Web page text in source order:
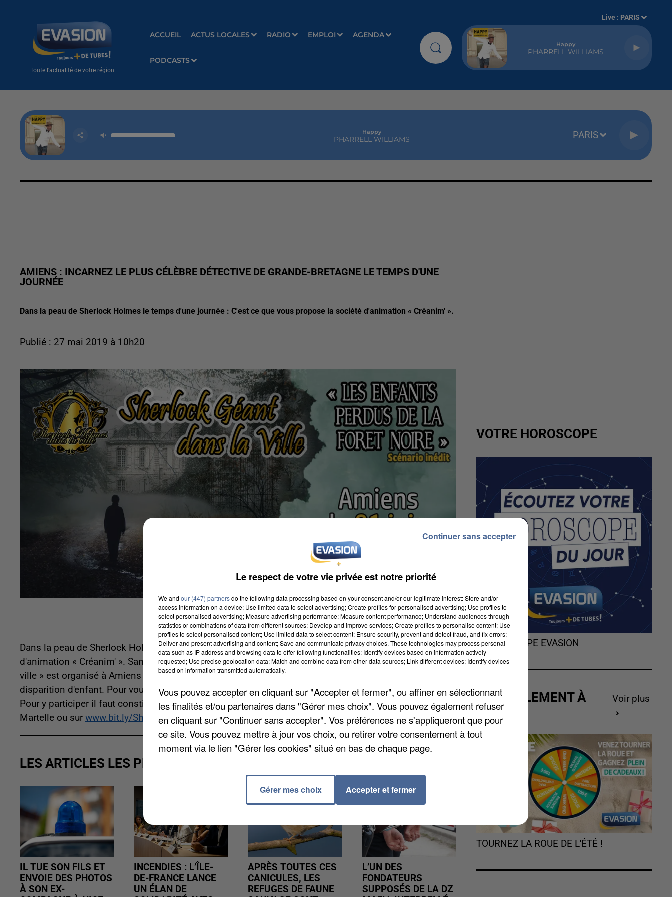
Toute l'actualité de votre région
ACCUEIL ACTUS LOCALES RADIO EMPLOI AGENDA
PODCASTS
Live : PARIS
Happy
PHARRELL WILLIAMS
Happy
PHARRELL WILLIAMS PARIS
AMIENS : INCARNEZ LE PLUS CÉLÈBRE DÉTECTIVE DE GRANDE-BRETAGNE LE TEMPS D'UNE
JOURNÉE
Dans la peau de Sherlock Holmes le temps d'une journée : C'est ce que vous propose la société d'animation « Créanim' ».
Publié : 27 mai 2019 à 10h20
Dans la peau de Sherlock Holmes le temps d'une journée : C'est ce que vous propose la société
d'animation « Créanim' ». Samedi prochain un jeu d'enquête intitulé « Sherlock Holmes géant dans la
ville » est organisé à Amiens avec un scénario inédit. Vous serez plongés en 1892 dans une affaire de
disparition d'enfant. Pour vous aider il y aura bien évidemment des indices afin de découvrir la vérité.
Pour y participer il faut constituer des équipes de 2 à 6 joueurs. Vous pouvez acheter vos billets Chez
Martelle ou sur www.bit.ly/SherlockAmiens1juin.
LES ARTICLES LES PLUS VUS
IL TUE SON FILS ET
ENVOIE DES PHOTOS
À SON EX-
INCENDIES : L’ÎLE-
DE-FRANCE LANCE
UN ÉLAN DE
APRÈS TOUTES CES
CANICULES, LES
REFUGES DE FAUNE
L’UN DES
FONDATEURS
SUPPOSÉS DE LA DZ
VOTRE HOROSCOPE
L'HOROSCOPE EVASION
ACTUELLEMENT À
GAGNER
Voir plus
TOURNEZ LA ROUE DE L'ÉTÉ !
Le respect de votre vie privée est notre priorité
We and our (447) partnersdo the following data processing based on your consent and/or our legitimate interest: Store and/or
access information on a device; Use limited data to select advertising; Create profiles for personalised advertising; Use profiles to
select personalised advertising; Measure advertising performance; Measure content performance; Understand audiences through
statistics or combinations of data from different sources; Develop and improve services; Create profiles to personalise content; Use
profiles to select personalised content; Use limited data to select content; Ensure security, prevent and detect fraud, and fix errors;
Deliver and present advertising and content; Save and communicate privacy choices. These technologies may process personal
data such as IP address and browsing data to offer following functionalities: Identify devices based on information actively
requested; Use precise geolocation data; Match and combine data from other data sources; Link different devices; Identify devices
based on information transmitted automatically.
Vous pouvez accepter en cliquant sur "Accepter et fermer", ou affiner en sélectionnant
les finalités et/ou partenaires dans "Gérer mes choix". Vous pouvez également refuser
en cliquant sur "Continuer sans accepter". Vos préférences ne s'appliqueront que pour
ce site. Vous pouvez mettre à jour vos choix, ou retirer votre consentement à tout
moment via le lien "Gérer les cookies" situé en bas de chaque page.
Gérer mes choix Accepter et fermer
Continuer sans accepter